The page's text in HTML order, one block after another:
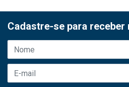
Cadastre-se para